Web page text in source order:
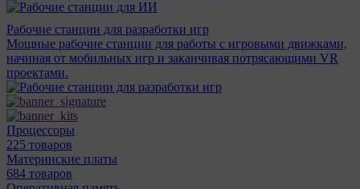
Рабочие станции для разработки игр
Мощные рабочие станции для работы с игровыми движками,
начиная от мобильных игр и заканчивая потрясающими VR
проектами.
Процессоры
225 товаров
Материнcкие платы
684 товаров